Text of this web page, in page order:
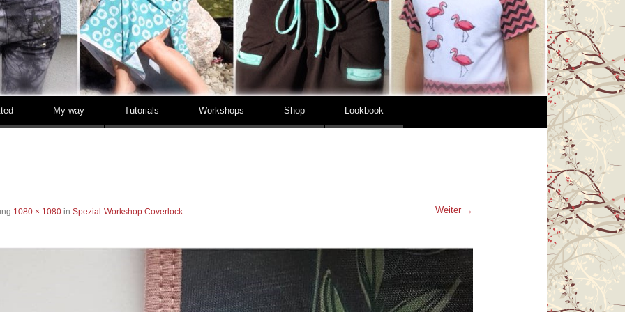
My way Tutorials Workshops Shop Lookbook
1080 × 1080 inSpezial-Workshop Coverlock Weiter →